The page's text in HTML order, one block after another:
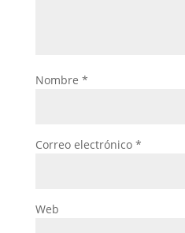
Nombre *
Correo electrónico *
Web